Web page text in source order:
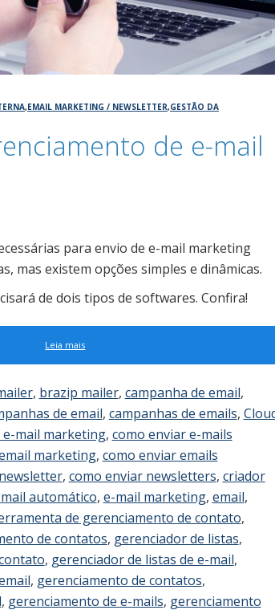
,EMAIL MARKETING / NEWSLETTER,GESTÃO DA
de e-mail
para envio de e-mail marketing
mas existem opções simples e dinâmicas.
de dois tipos de softwares. Confira!
Leia mais
, brazip mailer, campanha de email,
de email, campanhas de emails,
mail marketing, como enviar e-mails
marketing, como enviar emails
, como enviar newsletters, criador
automático, e-mail marketing, email,
de gerenciamento de contato,
de contatos, gerenciador de listas,
, gerenciador de listas de e-mail,
, gerenciamento de contatos,
, gerenciamento de e-mails, gerenciamento